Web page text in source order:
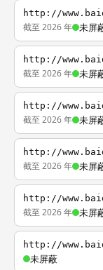
http://
截至 2026 年 未屏
http://
截至 2026 年 未屏
http://
截至 2026 年 未屏
http://
截至 2026 年 未屏
http://
截至 2026 年 未屏
http://
未屏蔽